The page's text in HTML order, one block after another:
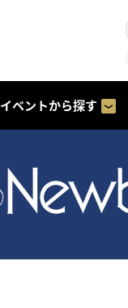
イベントから探す